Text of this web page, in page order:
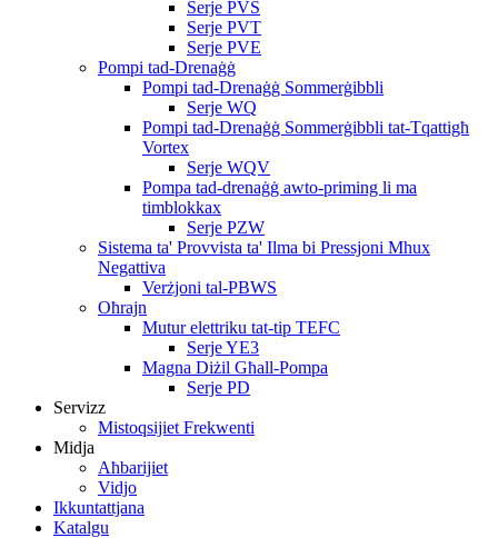
Serje PVS
Serje PVT
Serje PVE
Pompi tad-Drenaġġ
Pompi tad-Drenaġġ Sommerġibbli
Serje WQ
Pompi tad-Drenaġġ Sommerġibbli tat-Tqattigħ
Vortex
Serje WQV
Pompa tad-drenaġġ awto-priming li ma
timblokkax
Serje PZW
Sistema ta' Provvista ta' Ilma bi Pressjoni Mhux
Negattiva
Verżjoni tal-PBWS
Oħrajn
Mutur elettriku tat-tip TEFC
Serje YE3
Magna Diżil Għall-Pompa
Serje PD
Servizz
Mistoqsijiet Frekwenti
Midja
Aħbarijiet
Vidjo
Ikkuntattjana
Katalgu